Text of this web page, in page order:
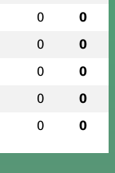
0 0
0 0
0 0
0 0
0 0